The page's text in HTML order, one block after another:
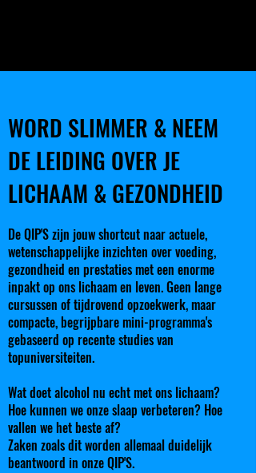
WORD SLIMMER & NEEM
DE LEIDING OVER JE
LICHAAM & GEZONDHEID
De QIP'S zijn jouw shortcut naar actuele,
wetenschappelijke inzichten over voeding,
gezondheid en prestaties met een enorme
inpakt op ons lichaam en leven. Geen lange
cursussen of tijdrovend opzoekwerk, maar
compacte, begrijpbare mini-programma's
gebaseerd op recente studies van
topuniversiteiten.
Wat doet alcohol nu echt met ons lichaam?
Hoe kunnen we onze slaap verbeteren? Hoe
vallen we het beste af?
Zaken zoals dit worden allemaal duidelijk
beantwoord in onze QIP'S.